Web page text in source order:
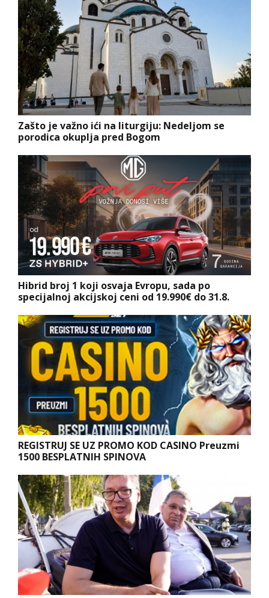
Zašto je važno ići na liturgiju: Nedeljom se
porodica okuplja pred Bogom
Hibrid broj 1 koji osvaja Evropu, sada po
specijalnoj akcijskoj ceni od 19.990€ do 31.8.
REGISTRUJ SE UZ PROMO KOD CASINO Preuzmi
1500 BESPLATNIH SPINOVA